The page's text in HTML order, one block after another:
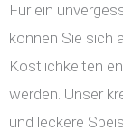
Für ein
können Sie sich
Köstlichkeiten
werden. Unser
und leckere